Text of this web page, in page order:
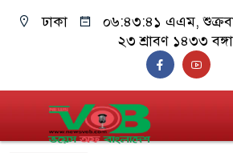
ঢাকা ০৬:৪৩:৪১ এএম,
২৩ শ্রাবণ ১৪৩৩